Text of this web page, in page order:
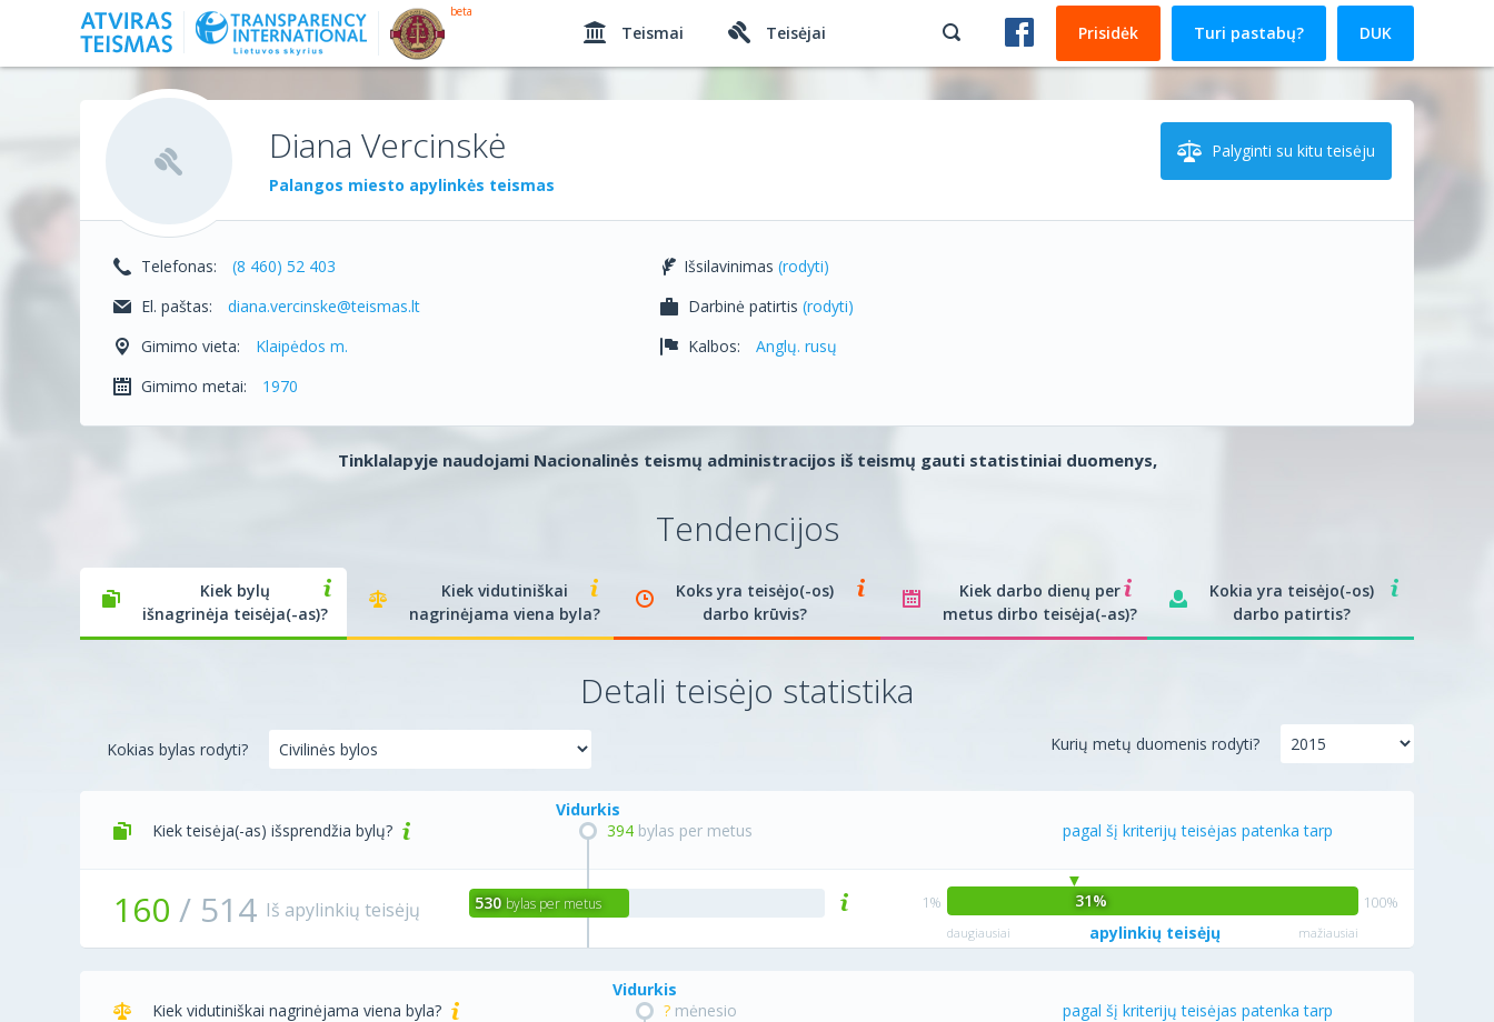
beta
Teismai Teisėjai Prisidėk Turi pastabų? DUK
Diana Vercinskė
Palangos miesto apylinkės teismas
Palyginti su kitu teisėju
Telefonas:
(8 460) 52 403
El. paštas:
diana.vercinske@teismas.lt
Gimimo vieta:
Klaipėdos m.
Gimimo metai:
1970
Išsilavinimas (rodyti)
Darbinė patirtis (rodyti)
Kalbos:
Anglų. rusų
Tinklalapyje naudojami Nacionalinės teismų administracijos iš teismų gauti statistiniai duomenys,
Tendencijos
Kiek bylų
išnagrinėja teisėja(-as)?
Kiek vidutiniškai
nagrinėjama viena byla?
Koks yra teisėjo(-os)
darbo krūvis?
Kiek darbo dienų per
metus dirbo teisėja(-as)?
Kokia yra teisėjo(-os)
darbo patirtis?
Detali teisėjo statistika
Kokias bylas rodyti? Kurių metų duomenis rodyti?
Kiek teisėja(-as) išsprendžia bylų? pagal šį kriterijų teisėjas patenka tarp
160 / 514 Iš apylinkių teisėjų 31%
daugiausiai apylinkių teisėjų mažiausiai
394 bylas per metus
Vidurkis
530bylas per metus
Kiek vidutiniškai nagrinėjama viena byla? pagal šį kriterijų teisėjas patenka tarp
? mėnesio
Vidurkis